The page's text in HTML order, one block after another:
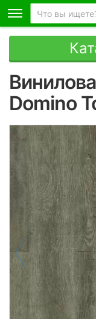
Domino